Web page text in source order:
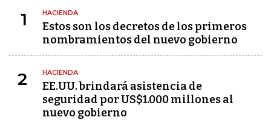
1 HACIENDA
Estos son los decretos de los primeros
nombramientos del nuevo gobierno
2 HACIENDA
EE.UU. brindará asistencia de
seguridad por US$1.000 millones al
nuevo gobierno